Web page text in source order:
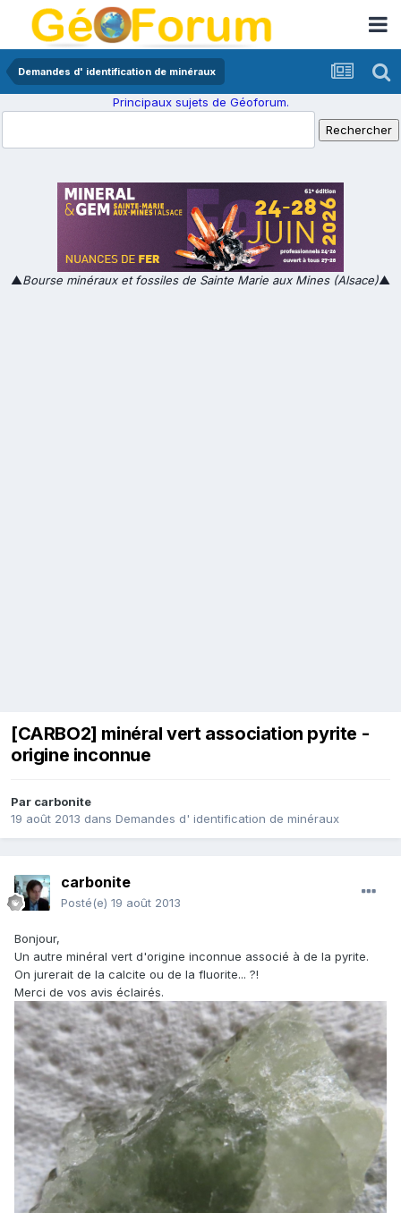
Demandes d' identification de minéraux
Principaux sujets de Géoforum.
▲Bourse minéraux et fossiles de Sainte Marie aux Mines (Alsace)▲
[CARBO2] minéral vert association pyrite -
origine inconnue
Par carbonite
19 août 2013 dans Demandes d' identification de minéraux
carbonite
Posté(e) 19 août 2013
Bonjour,
Un autre minéral vert d'origine inconnue associé à de la pyrite.
On jurerait de la calcite ou de la fluorite... ?!
Merci de vos avis éclairés.